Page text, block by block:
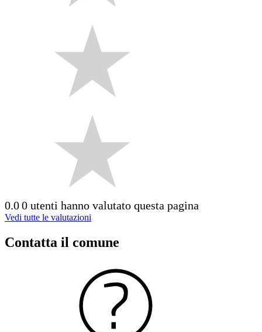
0.00 utenti hanno valutato questa pagina
Vedi tutte le valutazioni
Contatta il comune